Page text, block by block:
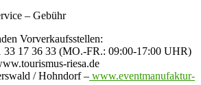
– Gebühr
Vorverkaufsstellen:
33 17 36 33 (MO.-FR.: 09:00-17:00 UHR)
riesa.de
/ Hohndorf – www.eventmanufaktur-